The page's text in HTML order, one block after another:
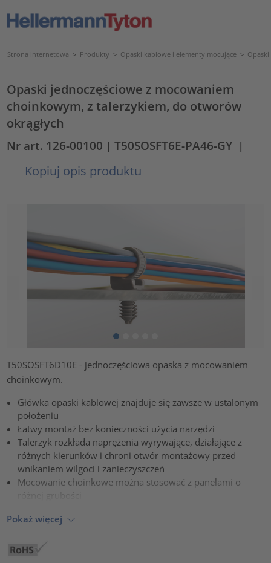
Strona internetowa > Produkty > Opaski kablowe i elementy mocujące >
Opaski jednoczęściowe z mocowaniem
choinkowym, z talerzykiem, do otworów
okrągłych
Nr art. 126-00100 | T50SOSFT6E-PA46-GY |
Kopiuj opis produktu
T50SOSFT6D10E - jednoczęściowa opaska z mocowaniem
choinkowym.
Główka opaski kablowej znajduje się zawsze w ustalonym
położeniu
Łatwy montaż bez konieczności użycia narzędzi
Talerzyk rozkłada naprężenia wyrywające, działające z
różnych kierunków i chroni otwór montażowy przed
wnikaniem wilgoci i zanieczyszczeń
Mocowanie choinkowe można stosować z panelami o
Pokaż więcej